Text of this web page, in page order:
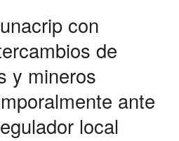
con
de
y mineros
ante
local